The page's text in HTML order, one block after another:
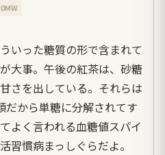
いった糖質の形で含まれて
大事。午後の紅茶は、砂糖
さを出している。それらは
だから単糖に分解されてす
よく言われる血糖値スパイ
習慣病まっしぐらだよ。